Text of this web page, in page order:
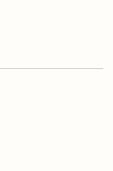
sie mit Freiherr von
wurde (sie regierte
in den Gärten des